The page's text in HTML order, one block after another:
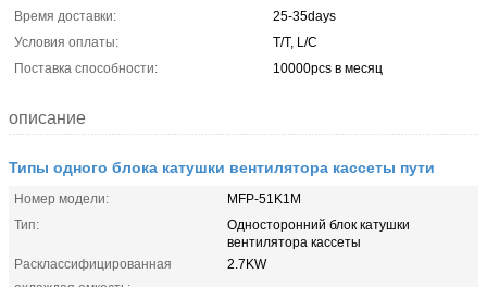
Время доставки:
25-35days
Условия оплаты:
T/T, L/C
Поставка способности:
10000pcs в месяц
описание
Типы одного блока катушки вентилятора кассеты пути
Номер модели:
MFP-51K1M
Тип:
Односторонний блок катушки
вентилятора кассеты
Расклассифицированная
2.7KW